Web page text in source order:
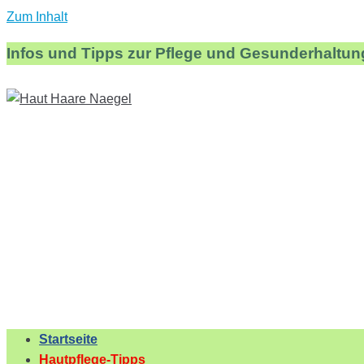
Zum Inhalt
Infos und Tipps zur Pflege und
Startseite
Hautpflege-Tipps